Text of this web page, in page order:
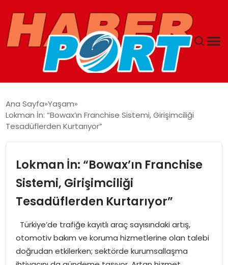
GUNCEL
SPOR
MAGAZIN
SPOR
Ana Sayfa Yaşam
Lokman İn: “Bowax’ın Franchise Sistemi, Girişimciliği
Tesadüflerden Kurtarıyor”
Lokman İn: “Bowax’ın Franchise
Sistemi, Girişimciliği
Tesadüflerden Kurtarıyor”
Türkiye’de trafiğe kayıtlı araç sayısındaki artış,
otomotiv bakım ve koruma hizmetlerine olan talebi
doğrudan etkilerken; sektörde kurumsallaşma